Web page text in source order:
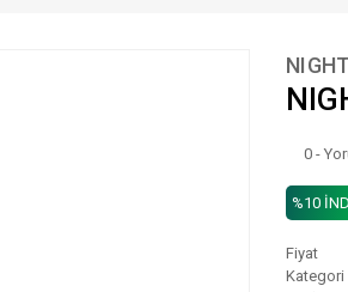
0 -
%10
Fiyat
Kategori